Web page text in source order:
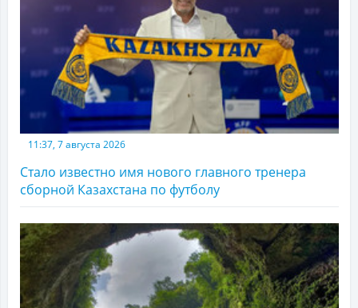
11:37, 7 августа 2026
Стало известно имя нового главного тренера
сборной Казахстана по футболу